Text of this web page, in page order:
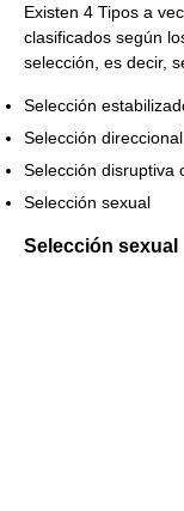
Existen 4 Tipos a
clasificados según
selección, es decir,
Selección
Selección direccional
Selección disruptiva
Selección sexual
Selección sexual